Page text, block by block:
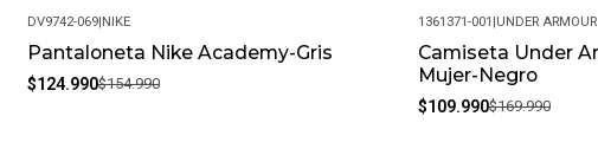
-19%
DV9742-069|NIKE
Pantaloneta Nike Academy-Gris
$124.990$154.990
-35%
1361371-001 |UNDER ARMOUR
Camiseta Under
Mujer-Negro
$109.990$169.990